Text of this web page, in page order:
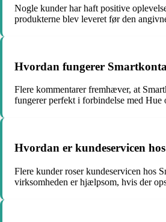
Nogle kunder har haft positive
produkterne blev leveret før den
Hvordan fungerer
Flere kommentarer fremhæver, at
fungerer perfekt i forbindelse med Hue
Hvordan er kundeservicen
Flere kunder roser kundeservicen hos
virksomheden er hjælpsom, hvis der